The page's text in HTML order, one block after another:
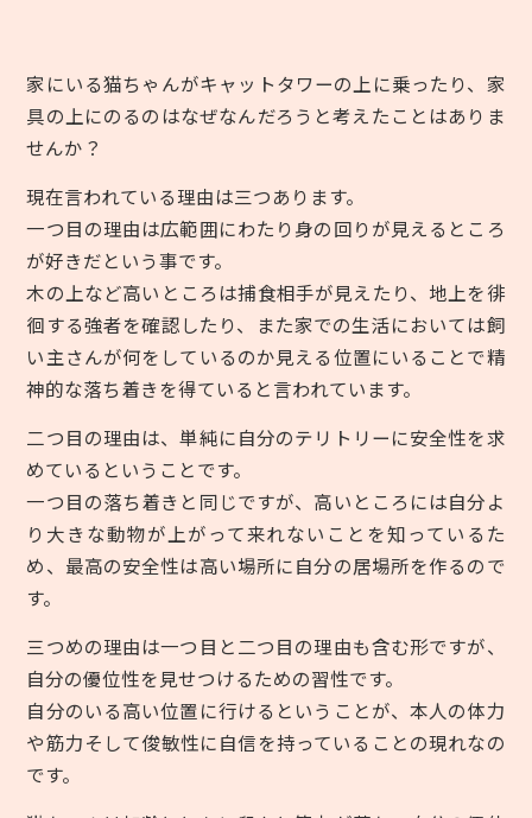
家にいる猫ちゃんがキャットタワーの上に乗ったり、家
具の上にのるのはなぜなんだろうと考えたことはありま
せんか？
現在言われている理由は三つあります。
一つ目の理由は広範囲にわたり身の回りが見えるところ
が好きだという事です。
木の上など高いところは捕食相手が見えたり、地上を徘
徊する強者を確認したり、また家での生活においては飼
い主さんが何をしているのか見える位置にいることで精
神的な落ち着きを得ていると言われています。
二つ目の理由は、単純に自分のテリトリーに安全性を求
めているということです。
一つ目の落ち着きと同じですが、高いところには自分よ
り大きな動物が上がって来れないことを知っているた
め、最高の安全性は高い場所に自分の居場所を作るので
す。
三つめの理由は一つ目と二つ目の理由も含む形ですが、
自分の優位性を見せつけるための習性です。
自分のいる高い位置に行けるということが、本人の体力
や筋力そして俊敏性に自信を持っていることの現れなの
です。